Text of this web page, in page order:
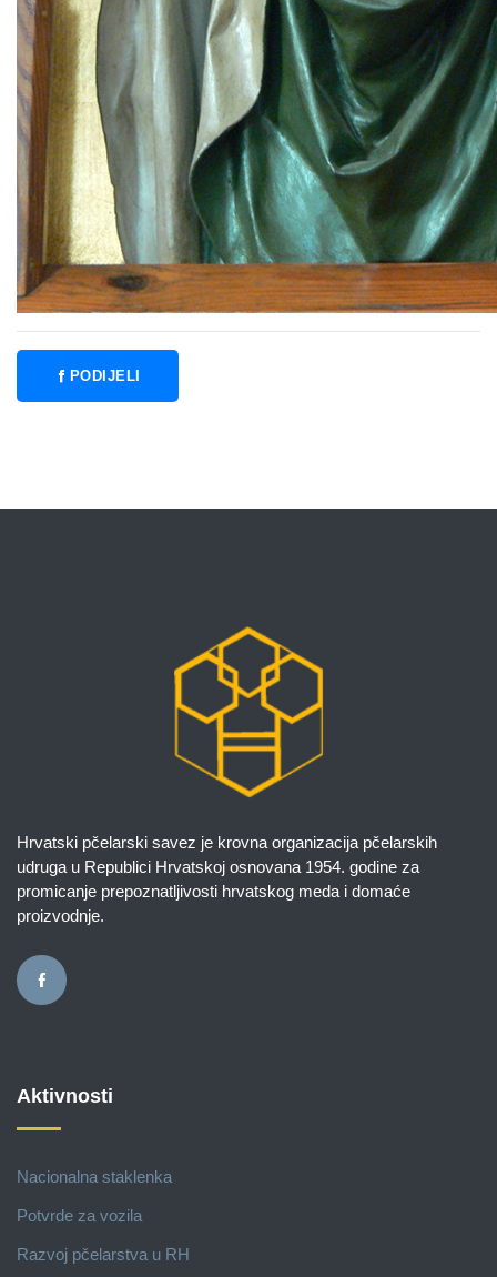
PODIJELI
Hrvatski pčelarski savez je krovna organizacija pčelarskih
udruga u Republici Hrvatskoj osnovana 1954. godine za
promicanje prepoznatljivosti hrvatskog meda i domaće
proizvodnje.
Aktivnosti
Nacionalna staklenka
Potvrde za vozila
Razvoj pčelarstva u RH